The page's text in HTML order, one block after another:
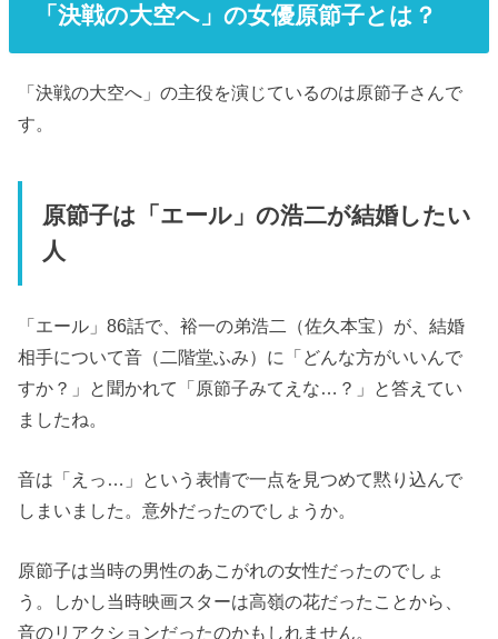
「決戦の大空へ」の女優原節子とは？
「決戦の大空へ」の主役を演じているのは原節子さんで
す。
原節子は「エール」の浩二が結婚したい
人
「エール」86話で、裕一の弟浩二（佐久本宝）が、結婚
相手について音（二階堂ふみ）に「どんな方がいいんで
すか？」と聞かれて「原節子みてえな…？」と答えてい
ましたね。
音は「えっ…」という表情で一点を見つめて黙り込んで
しまいました。意外だったのでしょうか。
原節子は当時の男性のあこがれの女性だったのでしょ
う。しかし当時映画スターは高嶺の花だったことから、
音のリアクションだったのかもしれません。